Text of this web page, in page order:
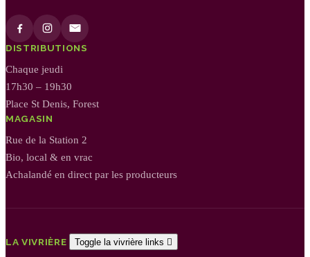
DISTRIBUTIONS
Chaque jeudi
17h30 – 19h30
Place St Denis, Forest
MAGASIN
Rue de la Station 2
Bio, local & en vrac
Achalandé en direct par les producteurs
LA VIVRIÈRE Toggle la vivrière links 